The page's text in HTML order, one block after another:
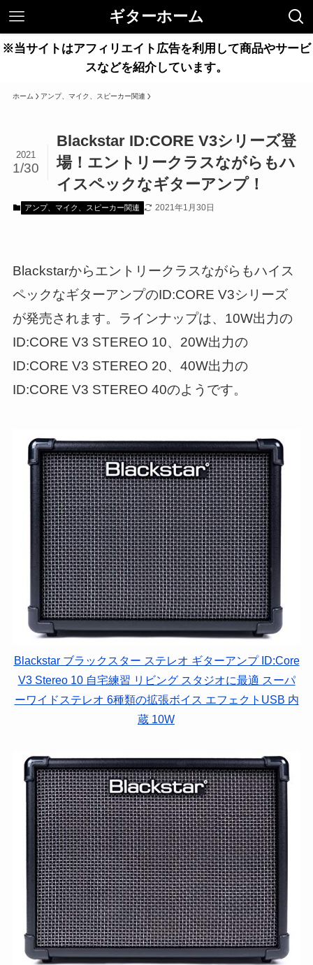
ギターホーム
※当サイトはアフィリエイト広告を利用して商品やサービ
スなどを紹介しています。
ホーム アンプ、マイク、スピーカー関連
Blackstar ID:CORE V3シリーズ登
場！エントリークラスながらもハ
イスペックなギターアンプ！
2021
1/30
アンプ、マイク、スピーカー関連 2021年1月30日
Blackstarからエントリークラスながらもハイス
ペックなギターアンプのID:CORE V3シリーズ
が発売されます。ラインナップは、10W出力の
ID:CORE V3 STEREO 10、20W出力の
ID:CORE V3 STEREO 20、40W出力の
ID:CORE V3 STEREO 40のようです。
Blackstar ブラックスター ステレオ ギターアンプ ID:Core
V3 Stereo 10 自宅練習 リビング スタジオに最適 スーパ
ーワイドステレオ 6種類の拡張ボイス エフェクトUSB 内
蔵 10W